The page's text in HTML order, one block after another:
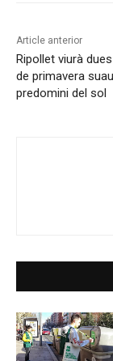
Article anterior
Ripollet viurà
de primavera
predomini del sol